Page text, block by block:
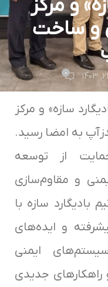
و مرکز
و ساخت
0
سازه» و مرکز
به امضا رسید.
از توسعه
و مقاوم‌سازی
سازه با
و ایده‌های
ایمنی
راهکارهای جدیدی